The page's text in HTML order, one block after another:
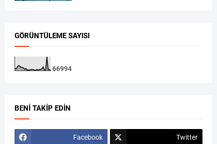
GÖRÜNTÜLEME SAYISI
66994
BENI TAKIP EDIN
Facebook Twitter